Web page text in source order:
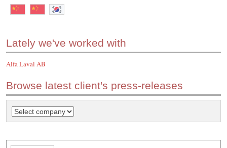
Lately we've worked with
Alfa Laval AB
Browse latest client's press-releases